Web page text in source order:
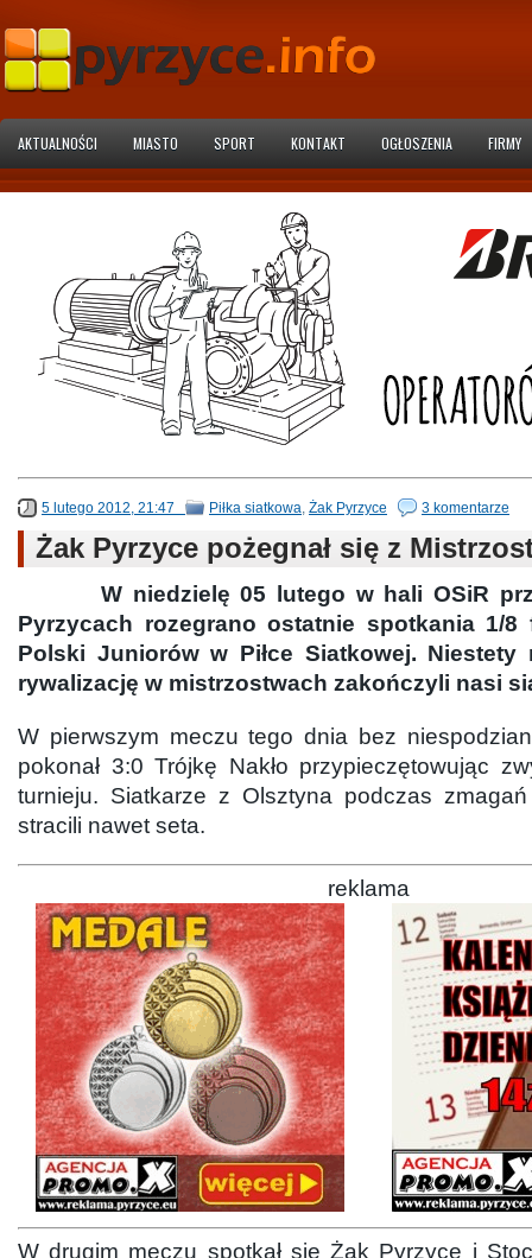
AKTUALNOŚCI MIASTO SPORT KONTAKT OGŁOSZENIA FIRMY
5 lutego 2012, 21:47 Piłka siatkowa Żak Pyrzyce 3 komentarze
Żak Pyrzyce pożegnał się z
W niedzielę 05 lutego w hali OSiR
Pyrzycach rozegrano ostatnie spotkania 1/8
Polski Juniorów w Piłce Siatkowej. Niestety
rywalizację w mistrzostwach zakończyli nasi
W pierwszym meczu tego dnia bez
pokonał 3:0 Trójkę Nakło przypieczętowując
turnieju. Siatkarze z Olsztyna podczas
stracili nawet seta.
reklama
W drugim meczu spotkał się Żak Pyrzyce i